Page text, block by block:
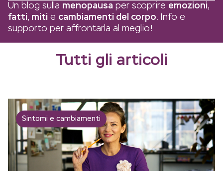
Un blog sulla menopausa per scoprire emozioni,
fatti, miti e cambiamenti del corpo. Info e
supporto per affrontarla al meglio!
Tutti gli articoli
Sintomi e cambiamenti